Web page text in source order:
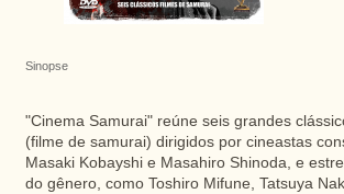
Sinopse
"Cinema Samurai" reúne seis grandes
(filme de samurai) dirigidos por cineastas
Masaki Kobayshi e Masahiro Shinoda, e
do gênero, como Toshiro Mifune, Tatsuya